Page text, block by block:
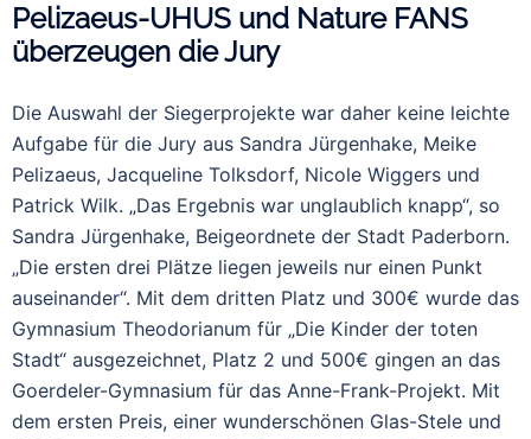
Pelizaeus-UHUS und Nature FANS
überzeugen die Jury
Die Auswahl der Siegerprojekte war daher keine leichte
Aufgabe für die Jury aus Sandra Jürgenhake, Meike
Pelizaeus, Jacqueline Tolksdorf, Nicole Wiggers und
Patrick Wilk. „Das Ergebnis war unglaublich knapp“, so
Sandra Jürgenhake, Beigeordnete der Stadt Paderborn.
„Die ersten drei Plätze liegen jeweils nur einen Punkt
auseinander“. Mit dem dritten Platz und 300€ wurde das
Gymnasium Theodorianum für „Die Kinder der toten
Stadt“ ausgezeichnet, Platz 2 und 500€ gingen an das
Goerdeler-Gymnasium für das Anne-Frank-Projekt. Mit
dem ersten Preis, einer wunderschönen Glas-Stele und